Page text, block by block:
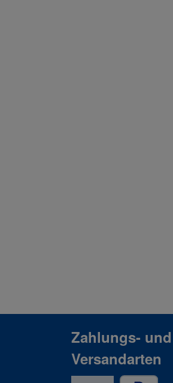
Zahlungs- und
Versandarten